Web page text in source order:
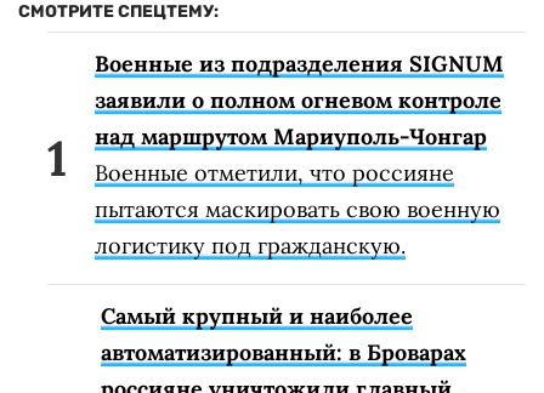
СМОТРИТЕ СПЕЦТЕМУ:
Военные из подразделения SIGNUM
заявили о полном огневом контроле
над маршрутом Мариуполь-Чонгар
Военные отметили, что россияне
пытаются маскировать свою военную
логистику под гражданскую.
Самый крупный и наиболее
автоматизированный: в Броварах